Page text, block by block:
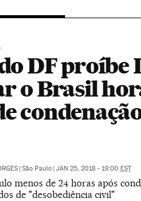
DF proíbe
o Brasil
| São Paulo | JAN 25, 2018 - 19:00 EST
menos de 24 horas após
de "desobediência civil"